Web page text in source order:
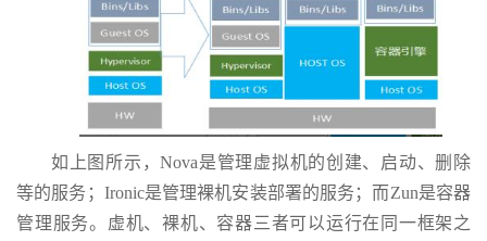
如上图所示，Nova是管理虚拟机的创建、启动、删除
等的服务；Ironic是管理裸机安装部署的服务；而Zun是容器
管理服务。虚机、裸机、容器三者可以运行在同一框架之